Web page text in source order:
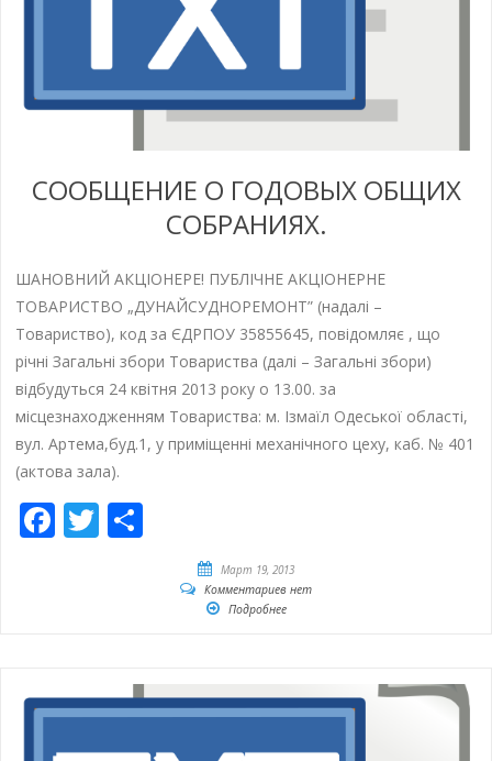
СООБЩЕНИЕ О ГОДОВЫХ ОБЩИХ
СОБРАНИЯХ.
ШАНОВНИЙ АКЦІОНЕРЕ! ПУБЛІЧНЕ АКЦІОНЕРНЕ
ТОВАРИСТВО „ДУНАЙСУДНОРЕМОНТ” (надалі –
Товариство), код за ЄДРПОУ 35855645, повідомляє , що
річні Загальні збори Товариства (далі – Загальні збори)
відбудуться 24 квітня 2013 року о 13.00. за
місцезнаходженням Товариства: м. Ізмаїл Одеської області,
вул. Артема,буд.1, у приміщенні механічного цеху, каб. № 401
(актова зала).
Facebook
Twitter
Март 19, 2013
Комментариев нет
Подробнее